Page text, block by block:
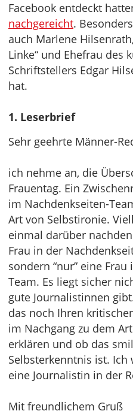
Facebook entdeckt
nachgereicht.
auch Marlene
Linke“ und Ehefrau des
Schriftstellers Edgar
hat.
1. Leserbrief
Sehr geehrte Männer-
ich nehme an, die
Frauentag. Ein
im Nachdenkseiten-
Art von Selbstironie.
einmal darüber
Frau in der
sondern “nur” eine
Team. Es liegt sicher
gute Journalistinnen
das noch Ihren
im Nachgang zu dem
erklären und ob das
Selbsterkenntnis ist.
eine Journalistin in der
Mit freundlichem Gruß